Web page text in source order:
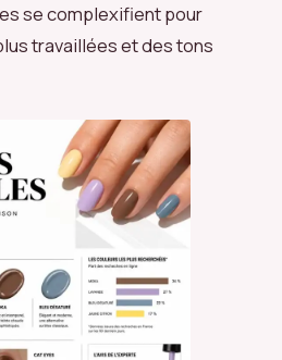
se complexifient pour
travaillées et des tons